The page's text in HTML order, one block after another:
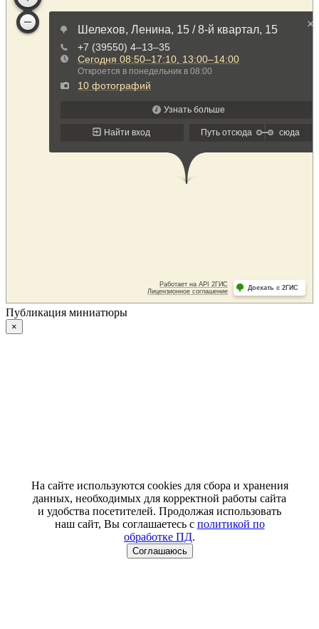
Публикация миниатюры
×
На сайте используются cookies для сбора и хранения
данных, необходимых для корректной работы сайта
и удобства посетителей. Продолжая использовать
наш сайт, Вы соглашаетесь с политикой по
обработке ПД.
Соглашаюсь